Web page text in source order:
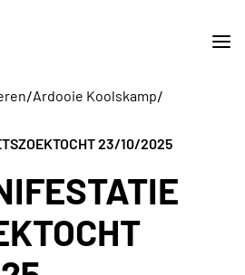
/Ardooie Koolskamp/
23/10/2025